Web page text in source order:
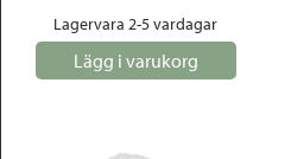
Lagervara 2-5 vardagar
Lägg i varukorg